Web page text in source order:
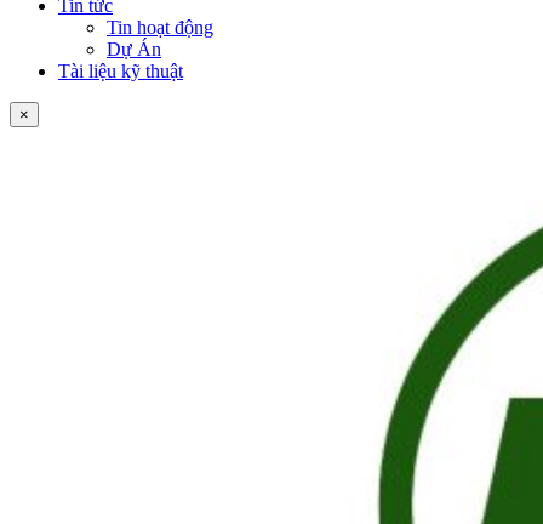
Tin tức
Tin hoạt động
Dự Án
Tài liệu kỹ thuật
×